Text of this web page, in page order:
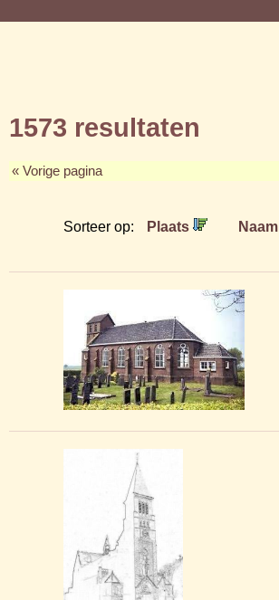
1573 resultaten
« Vorige pagina
Sorteer op: Plaats Naam